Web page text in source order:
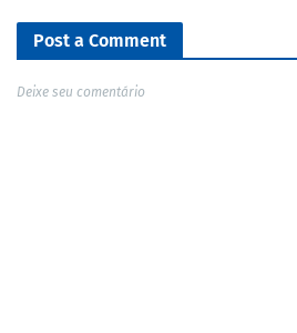
Post a Comment
Deixe seu comentário